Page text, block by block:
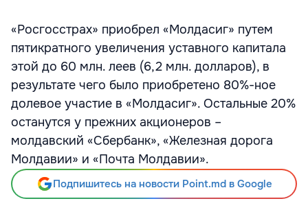
«Росгосстрах» приобрел «Молдасиг» путем
пятикратного увеличения уставного капитала
этой до 60 млн. леев (6,2 млн. долларов), в
результате чего было приобретено 80%-ное
долевое участие в «Молдасиг». Остальные 20%
останутся у прежних акционеров –
молдавский «Сбербанк», «Железная дорога
Молдавии» и «Почта Молдавии».
Подпишитесь на новости Point.md в Google